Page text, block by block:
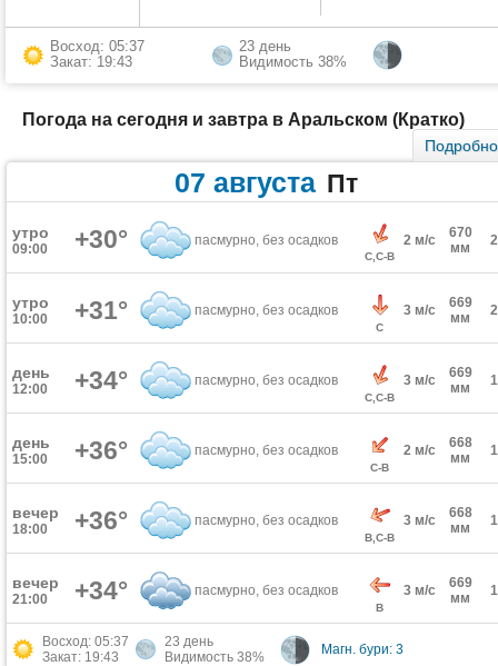
Восход: 05:37
Закат: 19:43
23 день
Видимость 38%
Погода на сегодня и завтра в Аральском (Кратко)
Подробно
07 августа Пт
утро
09:00 +30° пасмурно, без осадков
С,С-В
2 м/с
670
мм
утро
10:00 +31° пасмурно, без осадков
С
3 м/с
669
мм
день
12:00 +34° пасмурно, без осадков
С,С-В
3 м/с
669
мм
день
15:00 +36° пасмурно, без осадков
С-В
2 м/с
668
мм
вечер
18:00 +36° пасмурно, без осадков
В,С-В
3 м/с
668
мм
вечер
21:00 +34° пасмурно, без осадков
В
3 м/с
669
мм
Восход: 05:37
Закат: 19:43
23 день
Видимость 38%
Магн. бури: 3